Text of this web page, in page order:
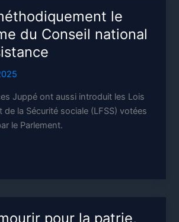
le
du Conseil national
Juppé ont aussi introduit les Lois
de la Sécurité sociale (LFSS) votées
le Parlement.
pour la patrie,